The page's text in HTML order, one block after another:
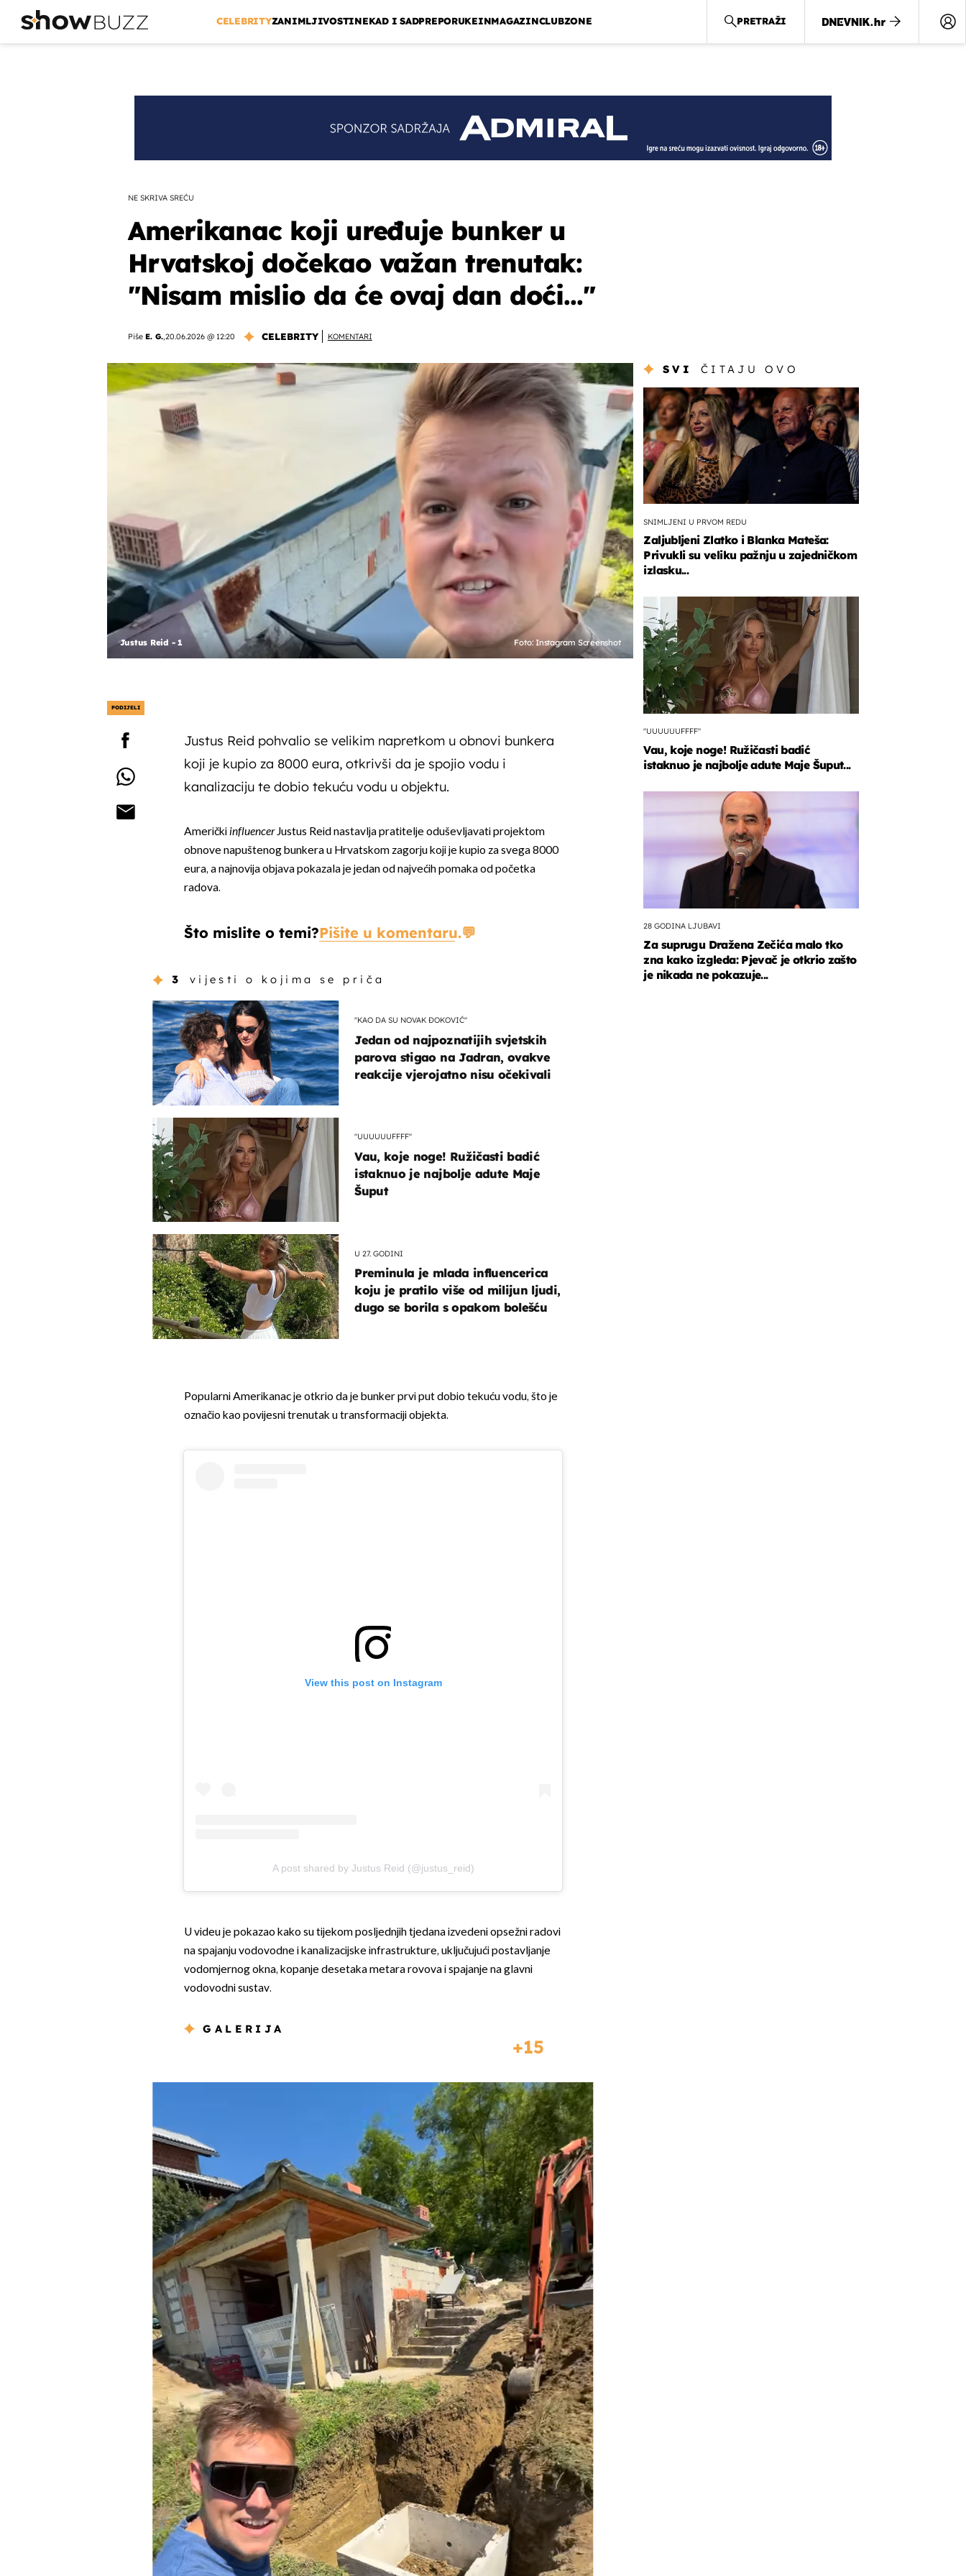
CELEBRITYZANIMLJIVOSTINEKAD I SADPREPORUKEINMAGAZINCLUBZONE PRETRAŽI
NE SKRIVA SREĆU
Amerikanac koji uređuje bunker u
Hrvatskoj dočekao važan trenutak:
"Nisam mislio da će ovaj dan doći..."
Piše E. G.,20.06.2026 @ 12:20 CELEBRITY KOMENTARI
Justus Reid - 1 Foto: Instagram Screenshot
PODIJELI
Justus Reid pohvalio se velikim napretkom u obnovi bunkera
koji je kupio za 8000 eura, otkrivši da je spojio vodu i
kanalizaciju te dobio tekuću vodu u objektu.
AmeričkiinfluencerJustus Reid nastavlja pratitelje oduševljavati projektom
obnove napuštenog bunkera u Hrvatskom zagorju koji je kupio za svega 8000
eura, a najnovija objava pokazala je jedan od najvećih pomaka od početka
radova.
Što mislite o temi?Pišite u komentaru.
3 vijesti o kojima se priča
"KAO DA SU NOVAK ĐOKOVIĆ"
Jedan od najpoznatijih svjetskih
parova stigao na Jadran, ovakve
reakcije vjerojatno nisu očekivali
"UUUUUUFFFF"
Vau, koje noge! Ružičasti badić
istaknuo je najbolje adute Maje
Šuput
U 27. GODINI
Preminula je mlada influencerica
koju je pratilo više od milijun ljudi,
dugo se borila s opakom bolešću
Popularni Amerikanac je otkrio da je bunker prvi put dobio tekuću vodu, što je
označio kao povijesni trenutak u transformaciji objekta.
View this post on Instagram
A post shared by Justus Reid (@justus_reid)
U videu je pokazao kako su tijekom posljednjih tjedana izvedeni opsežni radovi
na spajanju vodovodne i kanalizacijske infrastrukture, uključujući postavljanje
vodomjernog okna, kopanje desetaka metara rovova i spajanje na glavni
vodovodni sustav.
GALERIJA
15
SVI ČITAJU OVO
SNIMLJENI U PRVOM REDU
Zaljubljeni Zlatko i Blanka Mateša:
Privukli su veliku pažnju u zajedničkom
izlasku...
"UUUUUUFFFF"
Vau, koje noge! Ružičasti badić
istaknuo je najbolje adute Maje Šuput...
28 GODINA LJUBAVI
Za suprugu Dražena Zečića malo tko
zna kako izgleda: Pjevač je otkrio zašto
je nikada ne pokazuje...